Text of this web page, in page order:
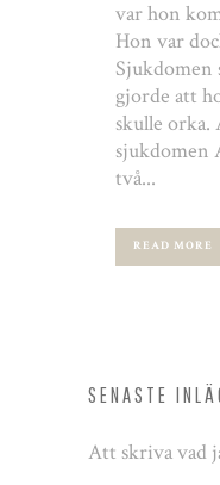
var hon
Hon var
Sjukdomen
gjorde att
skulle orka.
sjukdomen
två...
READ MORE
SENASTE
Att skriva vad